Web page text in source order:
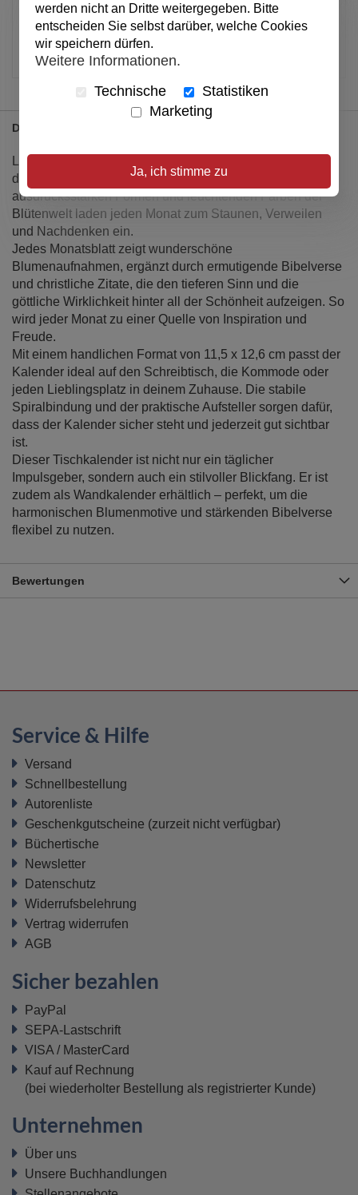
Not yet available
Details
Lass dich von der Faszination der Blumen verzaubern mit
dem Tischkalender „Ich wünsche dir Freude“ 2027. Die
ausdrucksstarken Formen und leuchtenden Farben der
Blütenwelt laden jeden Monat zum Staunen, Verweilen
und Nachdenken ein.
Jedes Monatsblatt zeigt wunderschöne
Blumenaufnahmen, ergänzt durch ermutigende Bibelverse
und christliche Zitate, die den tieferen Sinn und die
göttliche Wirklichkeit hinter all der Schönheit aufzeigen. So
wird jeder Monat zu einer Quelle von Inspiration und
Freude.
Mit einem handlichen Format von 11,5 x 12,6 cm passt der
Kalender ideal auf den Schreibtisch, die Kommode oder
jeden Lieblingsplatz in deinem Zuhause. Die stabile
Spiralbindung und der praktische Aufsteller sorgen dafür,
dass der Kalender sicher steht und jederzeit gut sichtbar
ist.
Dieser Tischkalender ist nicht nur ein täglicher
Impulsgeber, sondern auch ein stilvoller Blickfang. Er ist
zudem als Wandkalender erhältlich – perfekt, um die
harmonischen Blumenmotive und stärkenden Bibelverse
flexibel zu nutzen.
Bewertungen
werden nicht an Dritte weitergegeben. Bitte
entscheiden Sie selbst darüber, welche Cookies
wir speichern dürfen.
Weitere Informationen.
Technische
Statistiken
Marketing
Ja, ich stimme zu
Service & Hilfe
Versand
Schnellbestellung
Autorenliste
Geschenkgutscheine (zurzeit nicht verfügbar)
Büchertische
Newsletter
Datenschutz
Widerrufsbelehrung
Vertrag widerrufen
AGB
Sicher bezahlen
PayPal
SEPA-Lastschrift
VISA / MasterCard
Kauf auf Rechnung
(bei wiederholter Bestellung als registrierter Kunde)
Unternehmen
Über uns
Unsere Buchhandlungen